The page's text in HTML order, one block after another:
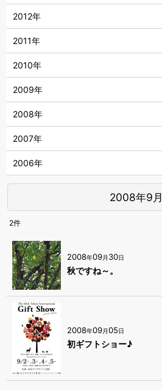
2008年9月
2件
2008年09月 30日
秋ですね～。
2008年09月05日
初ギフトショー♪
2012年
2011年
2010年
2009年
2008年
2007年
2006年